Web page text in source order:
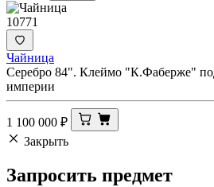
10771
Чайница
Серебро 84". Клеймо "К.Фаберже"
империи
1 100 000 ₽
Закрыть
Запросить предмет